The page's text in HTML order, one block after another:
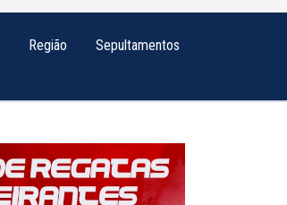
Região Sepultamentos